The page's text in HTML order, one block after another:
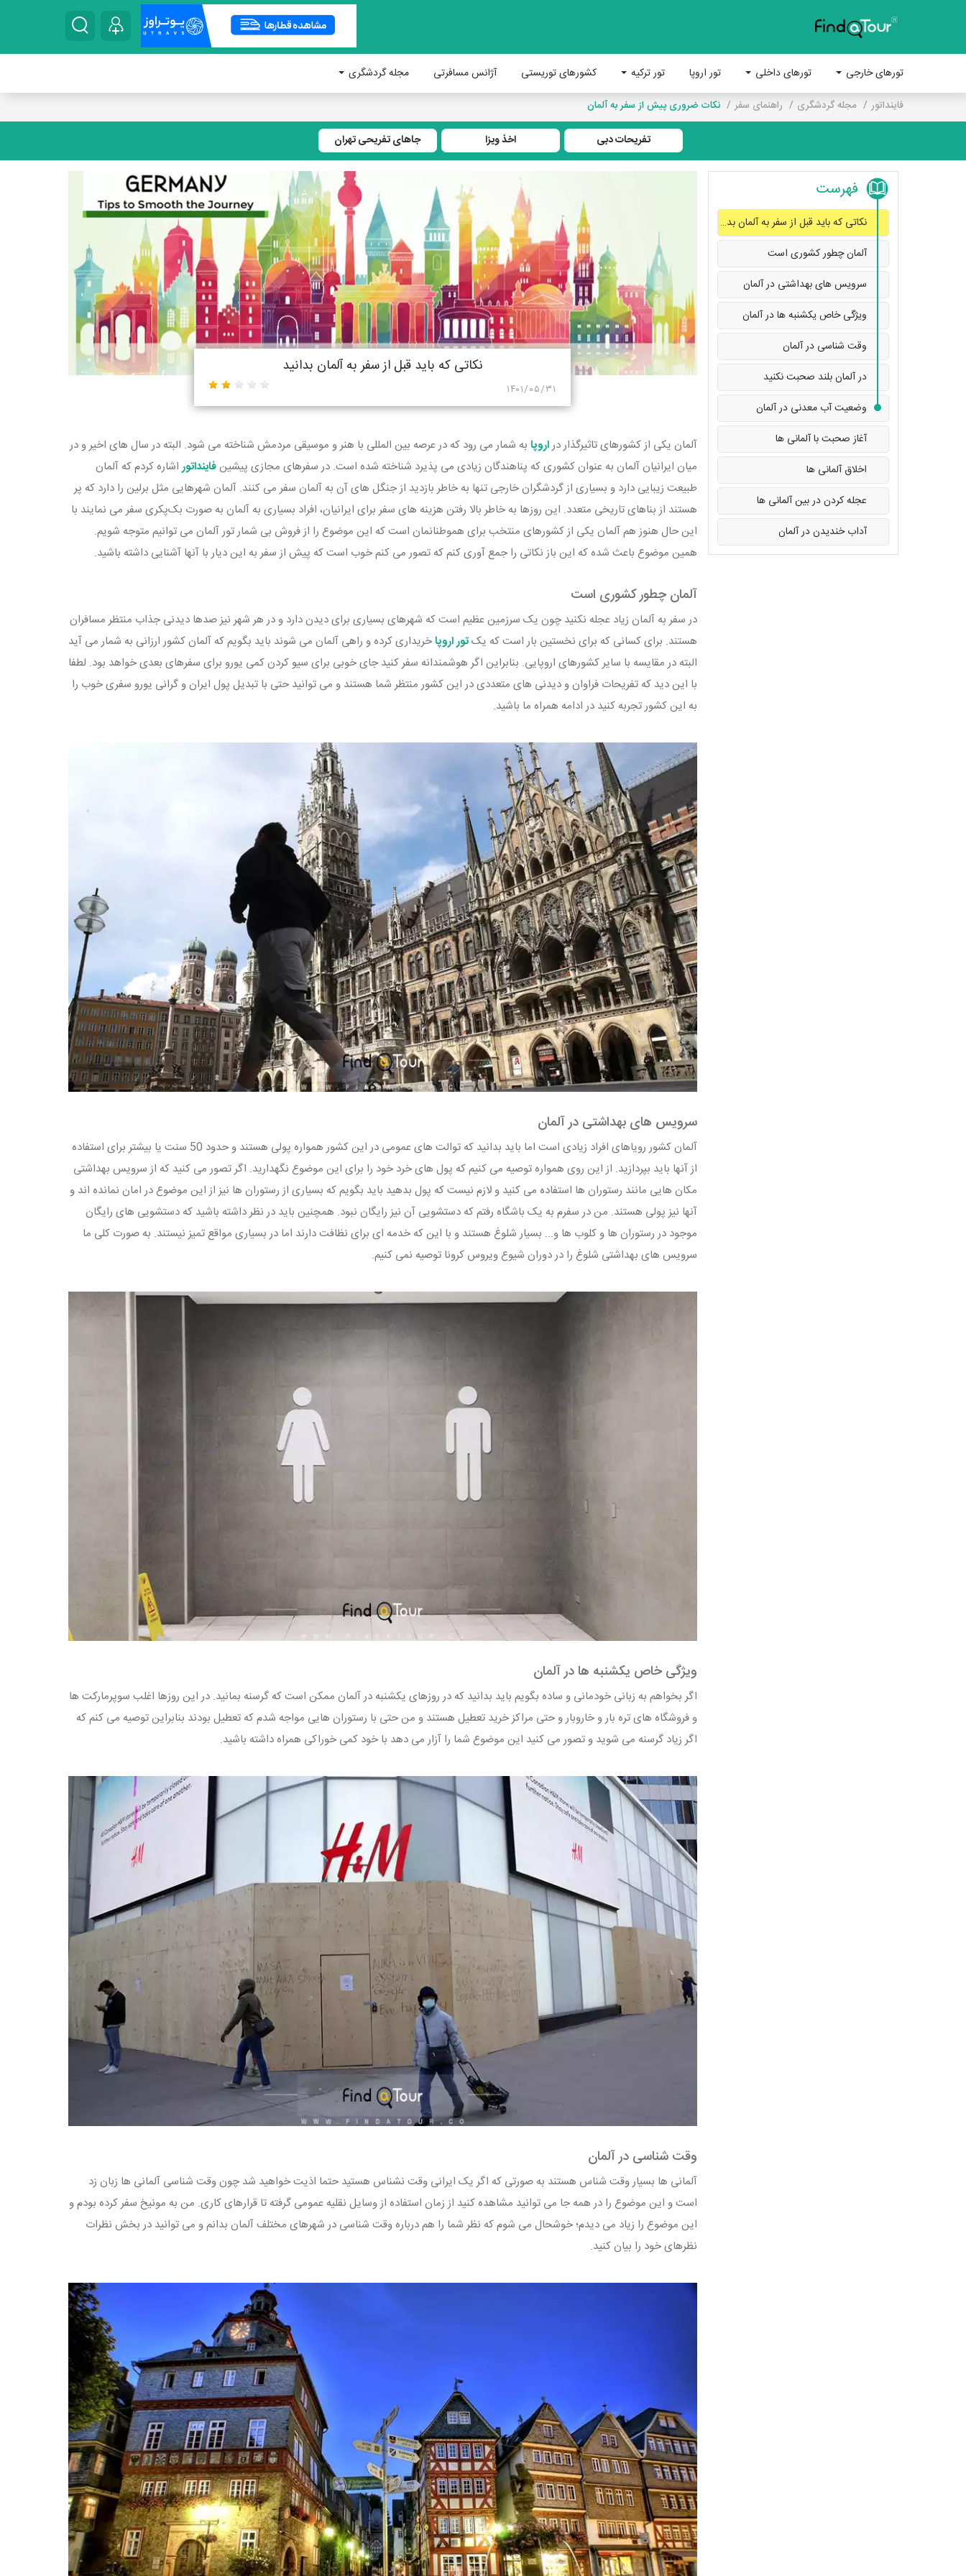
تورهای خارجی تورهای داخلی تور اروپا تور ترکیه کشورهای توریستی آژانس مسافرتی مجله گردشگری
فاینداتور مجله گردشگری راهنمای سفر نکات ضروری پیش از سفر به آلمان
تفریحات دبی اخذ ویزا جاهای تفریحی تهران
فهرست
نکاتی که باید قبل از سفر به آلمان بدانید
آلمان چطور کشوری است
سرویس های بهداشتی در آلمان
ویژگی خاص یکشنبه ها در آلمان
وقت شناسی در آلمان
در آلمان بلند صحبت نکنید
وضعیت آب معدنی در آلمان
آغاز صحبت با آلمانی ها
اخلاق آلمانی ها
عجله کردن در بین آلمانی ها
آداب خندیدن در آلمان
نکاتی که باید قبل از سفر به آلمان بدانید
۱۴۰۱/۰۵/۳۱
آلمان یکی از کشورهای تاثیرگذار دراروپا به شمار می رود که در عرصه بین المللی با هنر و موسیقی مردمش شناخته می شود. البته در سال های اخیر و در
میان ایرانیان آلمان به عنوان کشوری که پناهندگان زیادی می پذیرد شناخته شده است. در سفرهای مجازی پیشینفاینداتوراشاره کردم که آلمان
طبیعت زیبایی دارد و بسیاری از گردشگران خارجی تنها به خاطر بازدید از جنگل های آن به آلمان سفر می کنند. آلمان شهرهایی مثل برلین را دارد که پر
هستند از بناهای تاریخی متعدد. این روزها به خاطر بالا رفتن هزینه های سفر برای ایرانیان، افراد بسیاری به آلمان به صورت بک‌پکری سفر می نمایند با
این حال هنوز هم آلمان یکی از کشورهای منتخب برای هموطنانمان است که این موضوع را از فروش بی شمار تور آلمان می توانیم متوجه شویم.
همین موضوع باعث شده که این باز نکاتی را جمع آوری کنم که تصور می کنم خوب است که پیش از سفر به این دیار با آنها آشنایی داشته باشید.
آلمان چطور کشوری است
در سفر به آلمان زیاد عجله نکنید چون یک سرزمین عظیم است که شهرهای بسیاری برای دیدن دارد و در هر شهر نیز صدها دیدنی جذاب منتظر مسافران
هستند. برای کسانی که برای نخستین بار است که یکتور اروپاخریداری کرده و راهی آلمان می شوند باید بگویم که آلمان کشور ارزانی به شمار می آید
البته در مقایسه با سایر کشورهای اروپایی. بنابراین اگر هوشمندانه سفر کنید جای خوبی برای سیو کردن کمی یورو برای سفرهای بعدی خواهد بود. لطفا
با این دید که تفریحات فراوان و دیدنی های متعددی در این کشور منتظر شما هستند و می توانید حتی با تبدیل پول ایران و گرانی یورو سفری خوب را
به این کشور تجربه کنید در ادامه همراه ما باشید.
سرویس های بهداشتی در آلمان
آلمان کشور رویاهای افراد زیادی است اما باید بدانید که توالت های عمومی در این کشور همواره پولی هستند و حدود 50 سنت یا بیشتر برای استفاده
از آنها باید بپردازید. از این روی همواره توصیه می کنیم که پول های خرد خود را برای این موضوع نگهدارید. اگر تصور می کنید که از سرویس بهداشتی
مکان هایی مانند رستوران ها استفاده می کنید و لازم نیست که پول بدهید باید بگویم که بسیاری از رستوران ها نیز از این موضوع در امان نمانده اند و
آنها نیز پولی هستند. من در سفرم به یک باشگاه رفتم که دستشویی آن نیز رایگان نبود. همچنین باید در نظر داشته باشید که دستشویی های رایگان
موجود در رستوران ها و کلوب ها و... بسیار شلوغ هستند و با این که خدمه ای برای نظافت دارند اما در بسیاری مواقع تمیز نیستند. به صورت کلی ما
سرویس های بهداشتی شلوغ را در دوران شیوع ویروس کرونا توصیه نمی کنیم.
ویژگی خاص یکشنبه ها در آلمان
اگر بخواهم به زبانی خودمانی و ساده بگویم باید بدانید که در روزهای یکشنبه در آلمان ممکن است که گرسنه بمانید. در این روزها اغلب سوپرمارکت ها
و فروشگاه های تره بار و خاروبار و حتی مراکز خرید تعطیل هستند و من حتی با رستوران هایی مواجه شدم که تعطیل بودند بنابراین توصیه می کنم که
اگر زیاد گرسنه می شوید و تصور می کنید این موضوع شما را آزار می دهد با خود کمی خوراکی همراه داشته باشید.
وقت شناسی در آلمان
آلمانی ها بسیار وقت شناس هستند به صورتی که اگر یک ایرانی وقت نشناس هستید حتما اذیت خواهید شد چون وقت شناسی آلمانی ها زبان زد
است و این موضوع را در همه جا می توانید مشاهده کنید از زمان استفاده از وسایل نقلیه عمومی گرفته تا قرارهای کاری. من به مونیخ سفر کرده بودم و
این موضوع را زیاد می دیدم؛ خوشحال می شوم که نظر شما را هم درباره وقت شناسی در شهرهای مختلف آلمان بدانم و می توانید در بخش نظرات
نظرهای خود را بیان کنید.